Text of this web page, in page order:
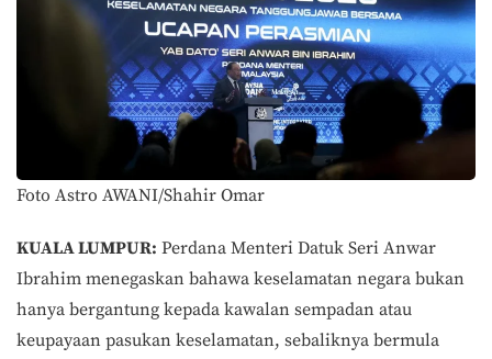
Foto Astro AWANI/Shahir Omar
KUALA LUMPUR: Perdana Menteri Datuk Seri Anwar
Ibrahim menegaskan bahawa keselamatan negara bukan
hanya bergantung kepada kawalan sempadan atau
keupayaan pasukan keselamatan, sebaliknya bermula